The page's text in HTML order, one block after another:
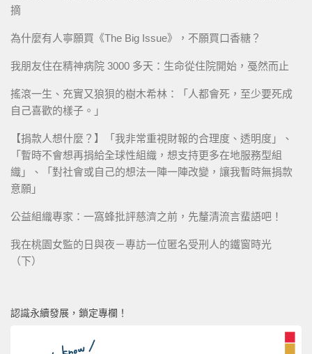
摘
為什麼有人寧願買《The Big Issue》，不願買口香糖？
我朋友住在精神病院 3000 多天：生命從住院開始，戞然而止
搖滾一生、充實又狼狽的樹木希林：「人都會死，至少要死成
自己喜歡的樣子。」
【捐款人想什麼？】「我非常重視財報的合理度、透明度」、
「暫時不會想再捐給全球性組織，想支持更多在地服務型組
織」、「對社會或自己的想法一陣一陣改變，讓我暫時無捐款
意願」
公益組織專家：一窩蜂批評慈濟之前，先釐清流言蜚語吧！
我在桃園女監的日與夜－專訪一位匿名受刑人的鐵窗時光
（下）
認識永續發展，鎖定專欄！